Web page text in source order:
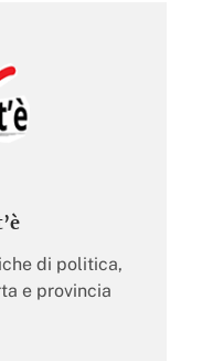
di politica,
e provincia